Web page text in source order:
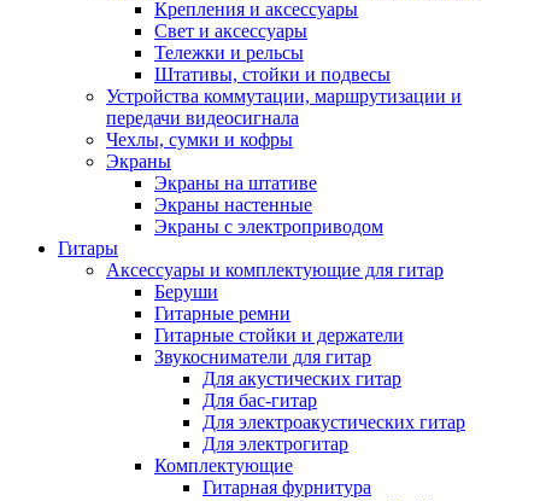
Крепления и аксессуары
Свет и аксессуары
Тележки и рельсы
Штативы, стойки и подвесы
Устройства коммутации, маршрутизации и
передачи видеосигнала
Чехлы, сумки и кофры
Экраны
Экраны на штативе
Экраны настенные
Экраны с электроприводом
Гитары
Аксессуары и комплектующие для гитар
Беруши
Гитарные ремни
Гитарные стойки и держатели
Звукосниматели для гитар
Для акустических гитар
Для бас-гитар
Для электроакустических гитар
Для электрогитар
Комплектующие
Гитарная фурнитура